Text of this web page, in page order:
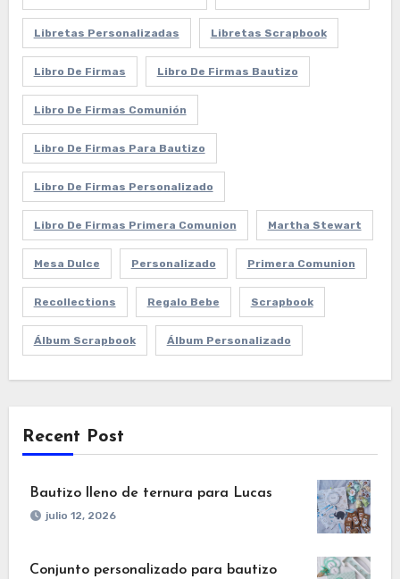
Libretas Personalizadas Libretas Scrapbook
Libro De Firmas Libro De Firmas Bautizo
Libro De Firmas Comunión
Libro De Firmas Para Bautizo
Libro De Firmas Personalizado
Libro De Firmas Primera Comunion Martha Stewart
Mesa Dulce Personalizado Primera Comunion
Recollections Regalo Bebe Scrapbook
Álbum Scrapbook Álbum Personalizado
Recent Post
Bautizo lleno de ternura para Lucas
julio 12, 2026
Conjunto personalizado para bautizo